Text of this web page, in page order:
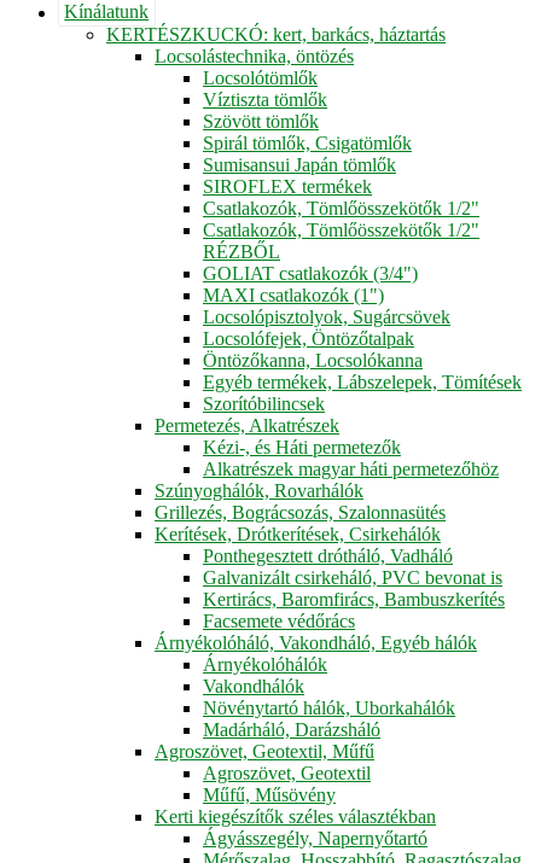
Kínálatunk
KERTÉSZKUCKÓ: kert, barkács, háztartás
Locsolástechnika, öntözés
Locsolótömlők
Víztiszta tömlők
Szövött tömlők
Spirál tömlők, Csigatömlők
Sumisansui Japán tömlők
SIROFLEX termékek
Csatlakozók, Tömlőösszekötők 1/2"
Csatlakozók, Tömlőösszekötők 1/2"
RÉZBŐL
GOLIAT csatlakozók (3/4")
MAXI csatlakozók (1")
Locsolópisztolyok, Sugárcsövek
Locsolófejek, Öntözőtalpak
Öntözőkanna, Locsolókanna
Egyéb termékek, Lábszelepek, Tömítések
Szorítóbilincsek
Permetezés, Alkatrészek
Kézi-, és Háti permetezők
Alkatrészek magyar háti permetezőhöz
Szúnyoghálók, Rovarhálók
Grillezés, Bográcsozás, Szalonnasütés
Kerítések, Drótkerítések, Csirkehálók
Ponthegesztett drótháló, Vadháló
Galvanizált csirkeháló, PVC bevonat is
Kertirács, Baromfirács, Bambuszkerítés
Facsemete védőrács
Árnyékolóháló, Vakondháló, Egyéb hálók
Árnyékolóhálók
Vakondhálók
Növénytartó hálók, Uborkahálók
Madárháló, Darázsháló
Agroszövet, Geotextil, Műfű
Agroszövet, Geotextil
Műfű, Műsövény
Kerti kiegészítők széles választékban
Ágyásszegély, Napernyőtartó